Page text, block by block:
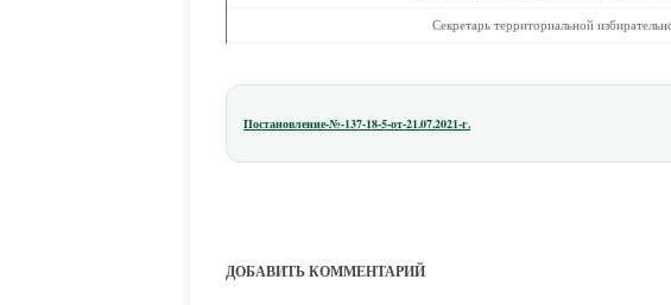
Секретарь территориальной
Постановление-№-137-18-5-от-21.07.2021-г.
ДОБАВИТЬ КОММЕНТАРИЙ